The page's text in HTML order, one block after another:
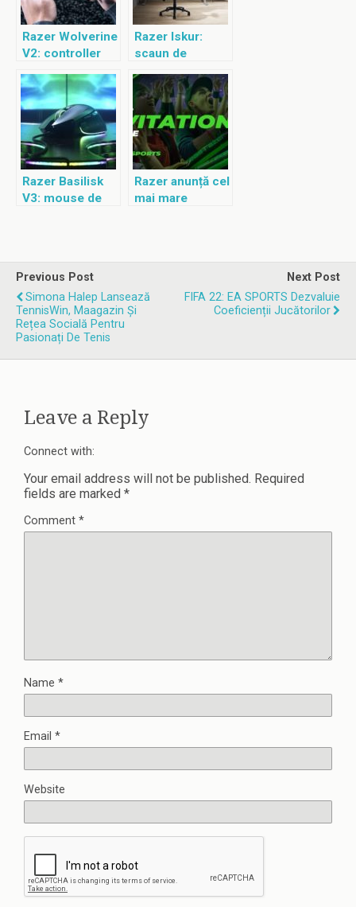
Razer Wolverine
V2: controller
Razer Iskur:
scaun de
ergonomic
Razer Basilisk
V3: mouse de
Razer anunță cel
mai mare
Previous Post
Simona Halep Lansează
TennisWin, Maagazin Și
Rețea Socială Pentru
Pasionați De Tenis
Next Post
FIFA 22: EA SPORTS Dezvaluie
Coeficienții Jucătorilor
Leave a Reply
Connect with:
Your email address will not be published. Required
fields are marked *
Comment *
Name *
Email *
Website